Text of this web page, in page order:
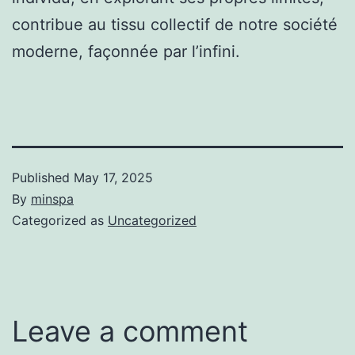
contribue au tissu collectif de notre société
moderne, façonnée par l’infini.
Published May 17, 2025
By minspa
Categorized as Uncategorized
Leave a comment